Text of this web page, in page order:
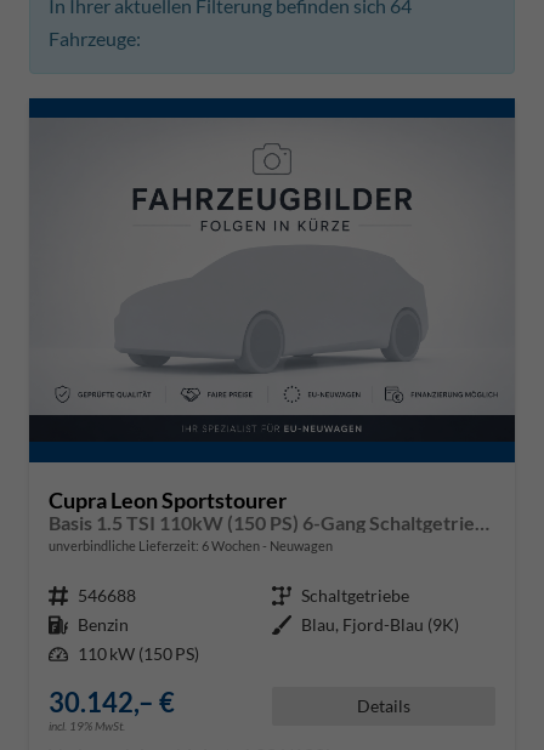
In Ihrer aktuellen Filterung befinden sich 64
Fahrzeuge:
Cupra Leon Sportstourer
unverbindliche Lieferzeit: 6 Wochen Neuwagen
Fahrzeugnr. 546688 Getriebe Schaltgetriebe
Kraftstoff Benzin Außenfarbe Blau, Fjord-Blau (9K)
Leistung 110 kW (150 PS)
30.142,– €
incl. 19% MwSt.
Details